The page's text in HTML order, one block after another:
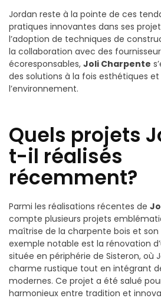
Jordan reste à la pointe de ces
pratiques innovantes dans ses
l’adoption de techniques de
la collaboration avec des
écoresponsables, Joli Charpente
des solutions à la fois esthétiques
l’environnement.
Quels projets
t-il réalisés
récemment?
Parmi les réalisations récentes de
compte plusieurs projets
maîtrise de la charpente bois et son
exemple notable est la rénovation
située en périphérie de Sisteron, où
charme rustique tout en intégrant
modernes. Ce projet a été salué
harmonieux entre tradition et